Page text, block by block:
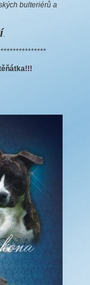
bulteriérů a
.